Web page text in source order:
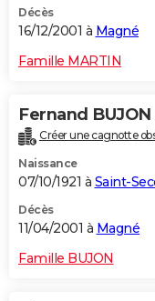
Décès
16/12/2001 à Magné
Famille MARTIN
Fernand BUJON
Créer une cagnotte
Naissance
07/10/1921 à Saint-
Décès
11/04/2001 à Magné
Famille BUJON